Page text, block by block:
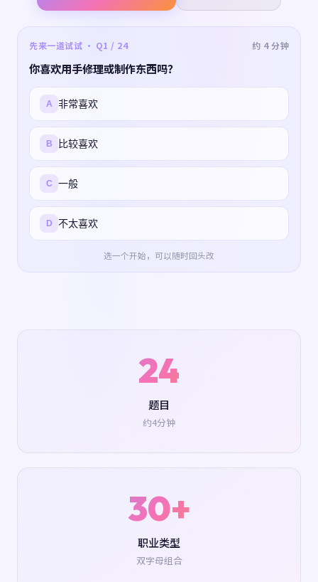
先来一道试试 · Q1 / 24 约 4 分钟
你喜欢用手修理或制作东西吗？
A 非常喜欢
B 比较喜欢
C 一般
D 不太喜欢
选一个开始，可以随时回头改
24
题目
约4分钟
30+
职业类型
双字母组合